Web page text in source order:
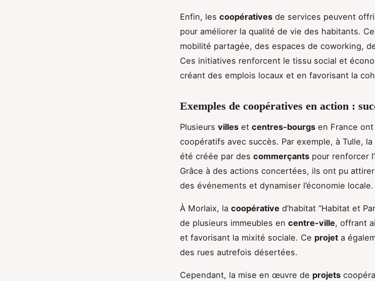
Enfin, les coopératives de services peuvent
pour améliorer la qualité de vie des habitants.
mobilité partagée, des espaces de coworking,
Ces initiatives renforcent le tissu social et
créant des emplois locaux et en favorisant la
Exemples de coopératives en action :
Plusieurs villes et centres-bourgs en France
coopératifs avec succès. Par exemple, à Tulle, la
été créée par des commerçants pour renforcer
Grâce à des actions concertées, ils ont pu
des événements et dynamiser l’économie locale.
À Morlaix, la coopérative d’habitat “Habitat et
de plusieurs immeubles en centre-ville, offrant
et favorisant la mixité sociale. Ce projet a
des rues autrefois désertées.
Cependant, la mise en œuvre de projets